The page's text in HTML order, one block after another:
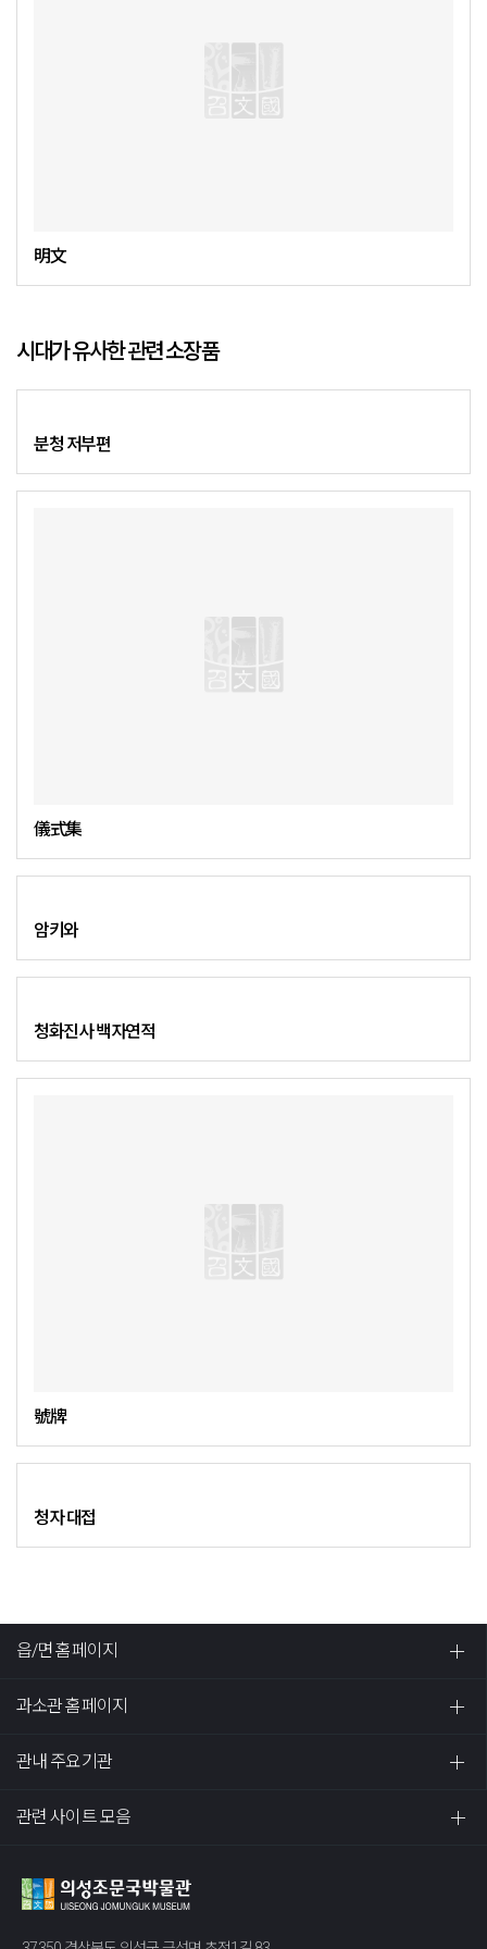
明文
시대가 유사한 관련 소장품
분청 저부편
儀式集
암키와
청화진사 백자연적
號牌
청자 대접
읍/면 홈페이지
과소관 홈페이지
관내 주요기관
관련 사이트 모음